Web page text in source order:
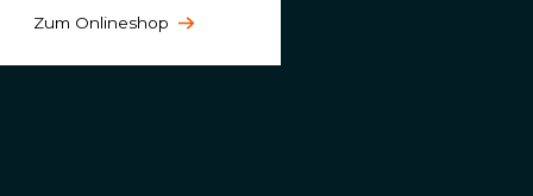
Zum Onlineshop